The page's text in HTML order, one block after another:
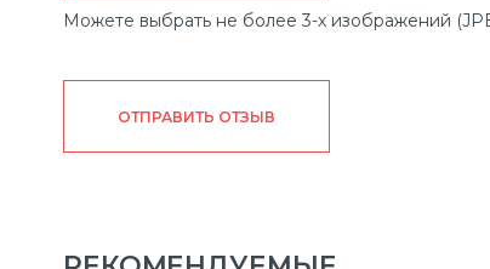
Можете выбрать не более 3-х изображений
ОТПРАВИТЬ ОТЗЫВ